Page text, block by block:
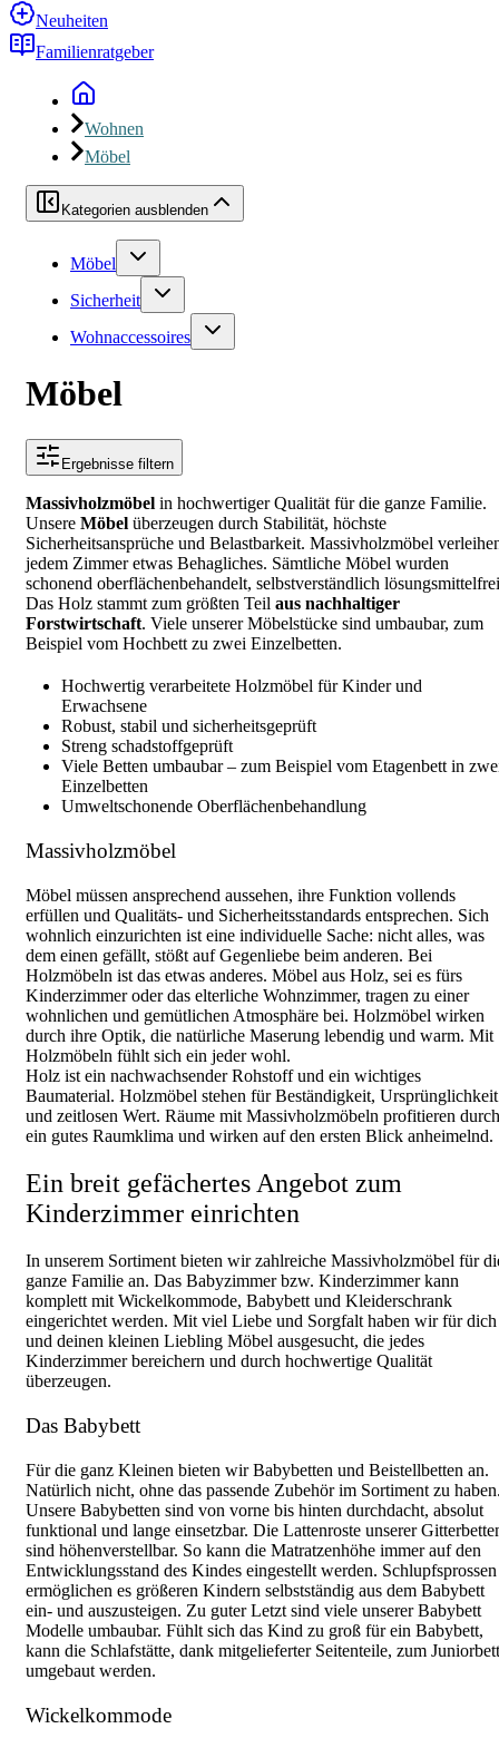
Neuheiten
Familienratgeber
Wohnen
Möbel
Kategorien ausblenden
Möbel
Sicherheit
Wohnaccessoires
Möbel
Ergebnisse filtern
Massivholzmöbel in hochwertiger Qualität für die ganze Familie.
Unsere Möbel überzeugen durch Stabilität, höchste
Sicherheitsansprüche und Belastbarkeit. Massivholzmöbel
jedem Zimmer etwas Behagliches. Sämtliche Möbel wurden
schonend oberflächenbehandelt, selbstverständlich
Das Holz stammt zum größten Teil aus nachhaltiger
Forstwirtschaft. Viele unserer Möbelstücke sind umbaubar, zum
Beispiel vom Hochbett zu zwei Einzelbetten.
Hochwertig verarbeitete Holzmöbel für Kinder und
Erwachsene
Robust, stabil und sicherheitsgeprüft
Streng schadstoffgeprüft
Viele Betten umbaubar – zum Beispiel vom Etagenbett in
Einzelbetten
Umweltschonende Oberflächenbehandlung
Massivholzmöbel
Möbel müssen ansprechend aussehen, ihre Funktion vollends
erfüllen und Qualitäts- und Sicherheitsstandards entsprechen. Sich
wohnlich einzurichten ist eine individuelle Sache: nicht alles, was
dem einen gefällt, stößt auf Gegenliebe beim anderen. Bei
Holzmöbeln ist das etwas anderes. Möbel aus Holz, sei es fürs
Kinderzimmer oder das elterliche Wohnzimmer, tragen zu einer
wohnlichen und gemütlichen Atmosphäre bei. Holzmöbel wirken
durch ihre Optik, die natürliche Maserung lebendig und warm. Mit
Holzmöbeln fühlt sich ein jeder wohl.
Holz ist ein nachwachsender Rohstoff und ein wichtiges
Baumaterial. Holzmöbel stehen für Beständigkeit, Ursprünglichkeit
und zeitlosen Wert. Räume mit Massivholzmöbeln profitieren durch
ein gutes Raumklima und wirken auf den ersten Blick anheimelnd.
Ein breit gefächertes Angebot zum
Kinderzimmer einrichten
In unserem Sortiment bieten wir zahlreiche Massivholzmöbel für
ganze Familie an. Das Babyzimmer bzw. Kinderzimmer kann
komplett mit Wickelkommode, Babybett und Kleiderschrank
eingerichtet werden. Mit viel Liebe und Sorgfalt haben wir für dich
und deinen kleinen Liebling Möbel ausgesucht, die jedes
Kinderzimmer bereichern und durch hochwertige Qualität
überzeugen.
Das Babybett
Für die ganz Kleinen bieten wir Babybetten und Beistellbetten an.
Natürlich nicht, ohne das passende Zubehör im Sortiment zu
Unsere Babybetten sind von vorne bis hinten durchdacht, absolut
funktional und lange einsetzbar. Die Lattenroste unserer
sind höhenverstellbar. So kann die Matratzenhöhe immer auf den
Entwicklungsstand des Kindes eingestellt werden. Schlupfsprossen
ermöglichen es größeren Kindern selbstständig aus dem Babybett
ein- und auszusteigen. Zu guter Letzt sind viele unserer Babybett
Modelle umbaubar. Fühlt sich das Kind zu groß für ein Babybett,
kann die Schlafstätte, dank mitgelieferter Seitenteile, zum Juniorbett
umgebaut werden.
Wickelkommode